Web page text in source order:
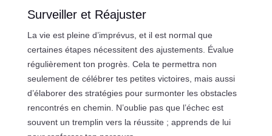
Surveiller et Réajuster
La vie est pleine d’imprévus, et il est normal que
certaines étapes nécessitent des ajustements. Évalue
régulièrement ton progrès. Cela te permettra non
seulement de célébrer tes petites victoires, mais aussi
d’élaborer des stratégies pour surmonter les obstacles
rencontrés en chemin. N’oublie pas que l’échec est
souvent un tremplin vers la réussite ; apprends de lui